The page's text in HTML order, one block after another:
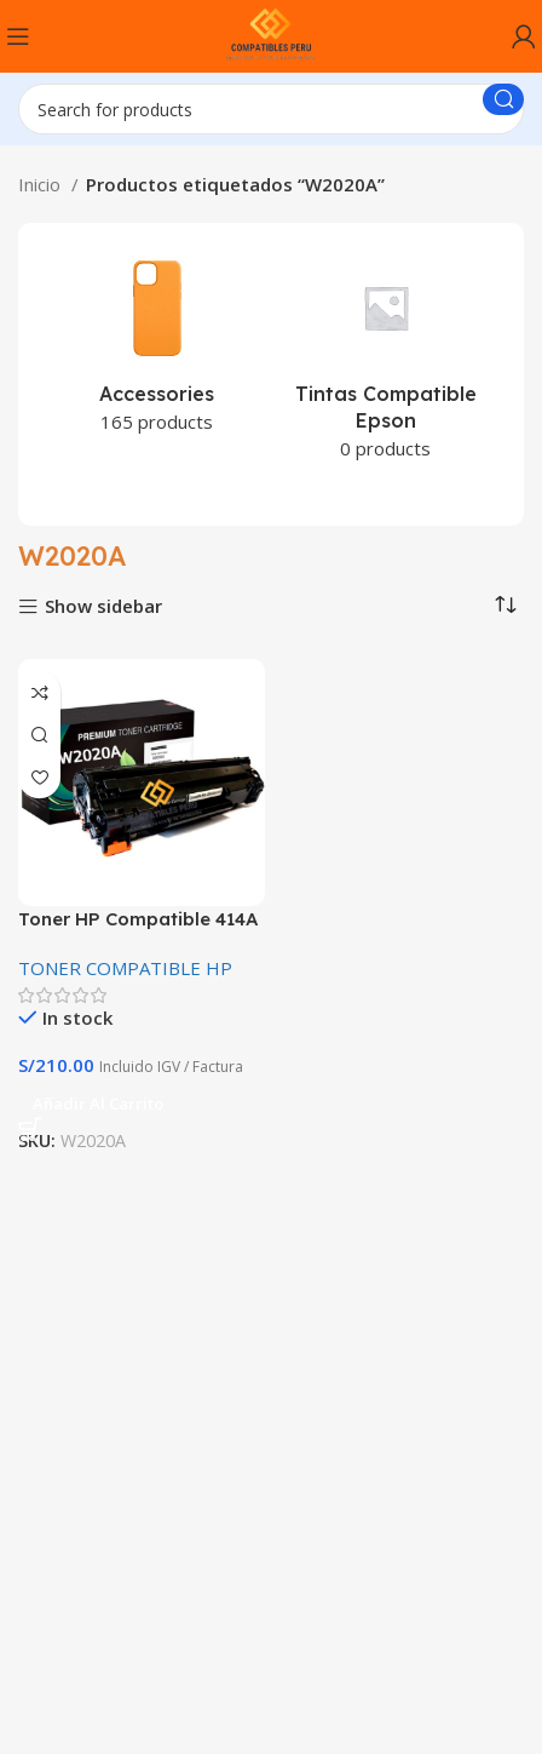
Inicio Productos etiquetados “W2020A”
Accessories
165 products
Tintas Compatible
Epson
0 products
W2020A
Show sidebar
Toner HP Compatible 414A
Paginas Con Chip
TONER COMPATIBLE HP
In stock
S/210.00 Incluido IGV / Factura
SKU: W2020A